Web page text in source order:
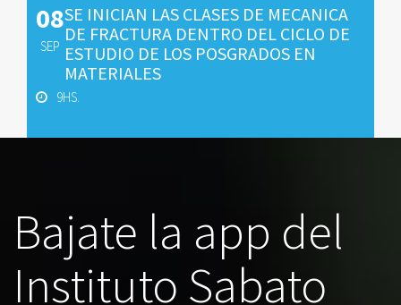
08
SEP
SE INICIAN LAS CLASES DE MECANICA
DE FRACTURA DENTRO DEL CICLO DE
ESTUDIO DE LOS POSGRADOS EN
MATERIALES
9HS.
Bajate la app del
Instituto Sabato